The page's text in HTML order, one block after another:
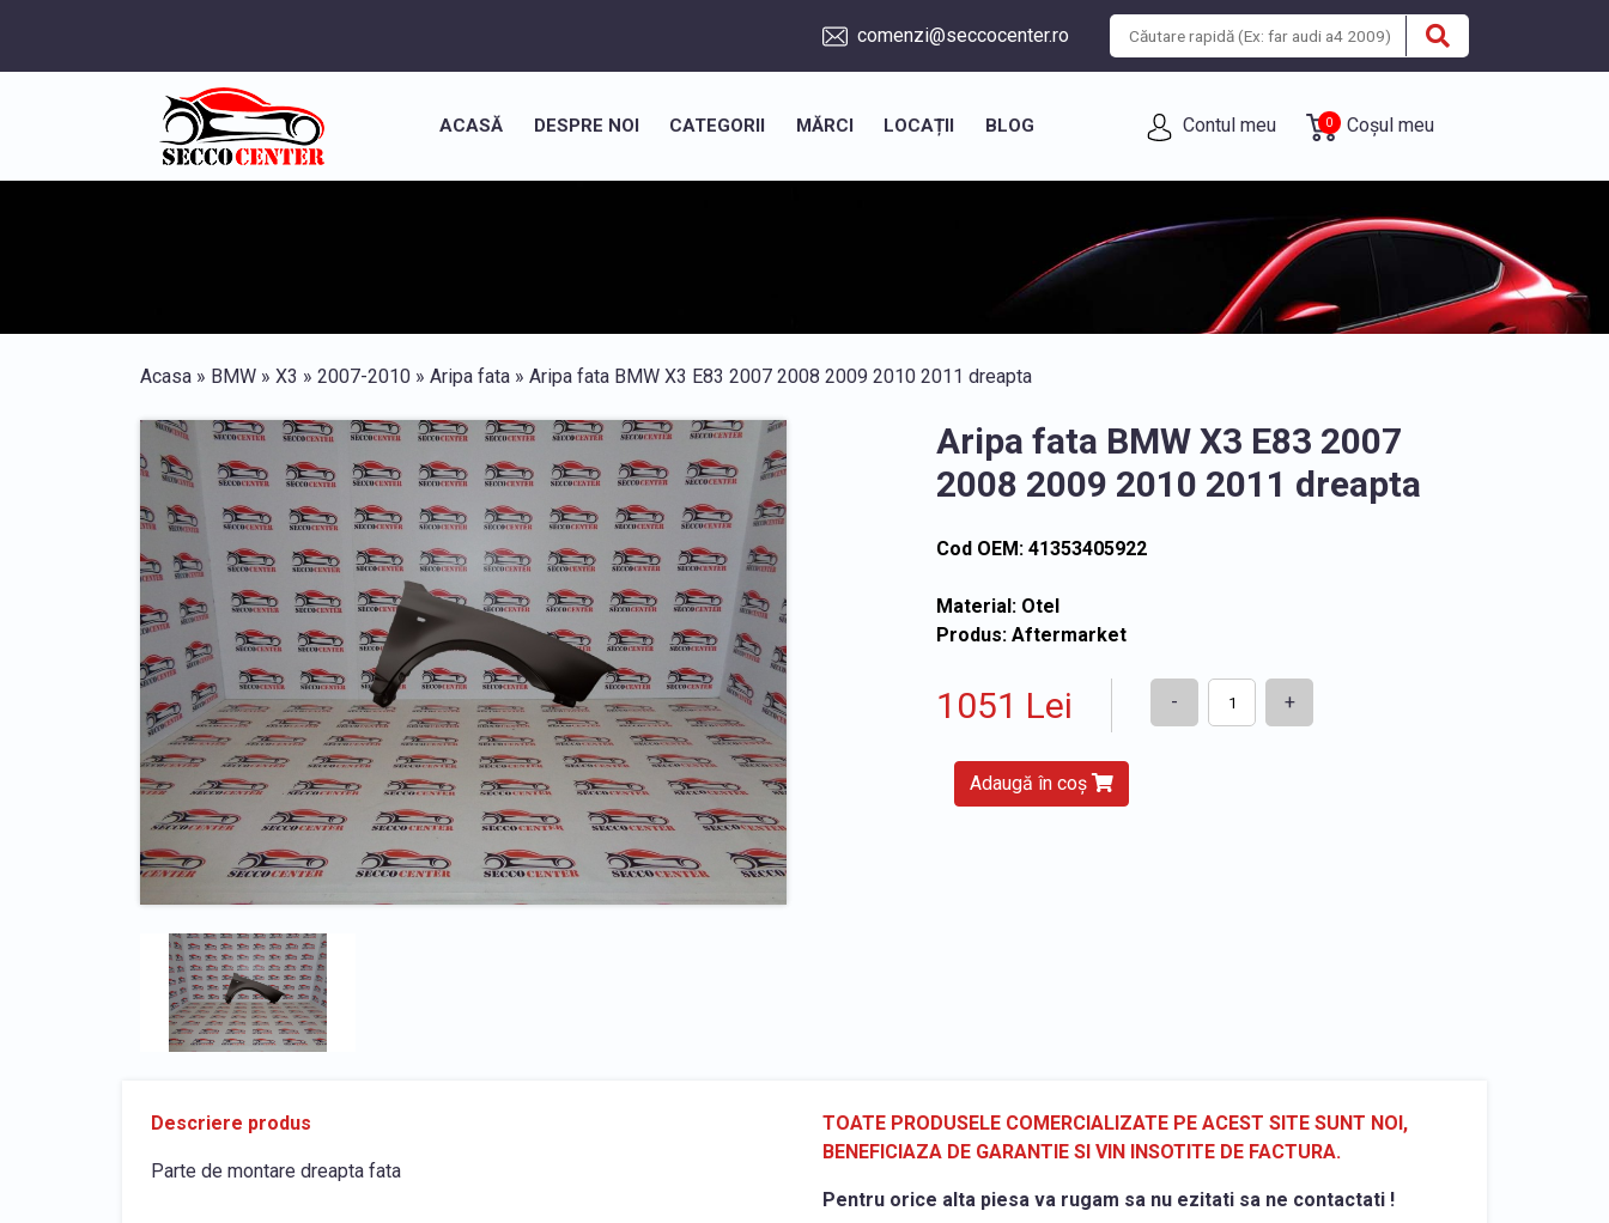
comenzi@seccocenter.ro
ACASĂ DESPRE NOI CATEGORII MĂRCI LOCAȚII BLOG Contul meu 0 Coșul meu
Acasa » BMW » X3 » 2007-2010 » Aripa fata » Aripa fata BMW X3 E83 2007 2008 2009 2010 2011 dreapta
Aripa fata BMW X3 E83 2007
2008 2009 2010 2011 dreapta
Cod OEM: 41353405922
Material: Otel
Produs: Aftermarket
1051 Lei - +
Adaugă în coș
Descriere produs
Parte de montare dreapta fata
TOATE PRODUSELE COMERCIALIZATE PE ACEST SITE SUNT NOI,
BENEFICIAZA DE GARANTIE SI VIN INSOTITE DE FACTURA.
Pentru orice alta piesa va rugam sa nu ezitati sa ne contactati !